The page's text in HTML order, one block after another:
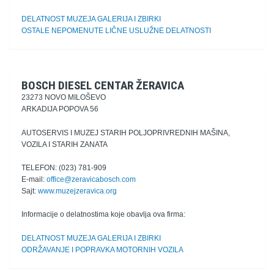
DELATNOST MUZEJA GALERIJA I ZBIRKI
OSTALE NEPOMENUTE LIČNE USLUŽNE DELATNOSTI
BOSCH DIESEL CENTAR ŽERAVICA
23273 NOVO MILOŠEVO
ARKADIJA POPOVA 56
AUTOSERVIS I MUZEJ STARIH POLJOPRIVREDNIH MAŠINA,
VOZILA I STARIH ZANATA
TELEFON: (023) 781-909
E-mail: office@zeravicabosch.com
Sajt: www.muzejzeravica.org
Informacije o delatnostima koje obavlja ova firma:
DELATNOST MUZEJA GALERIJA I ZBIRKI
ODRŽAVANJE I POPRAVKA MOTORNIH VOZILA